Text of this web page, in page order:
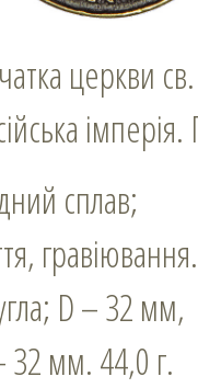
церкви
сплав;
гравіювання.
D – 32 мм,
32 мм. 44,0 г.